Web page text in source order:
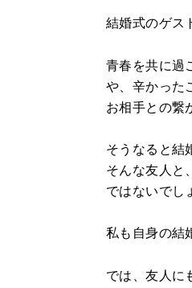
結婚式のゲス
青春を共に過
や、辛かった
お相手との繋
そうなると結
そんな友人と
ではないでし
私も自身の結
では、友人に